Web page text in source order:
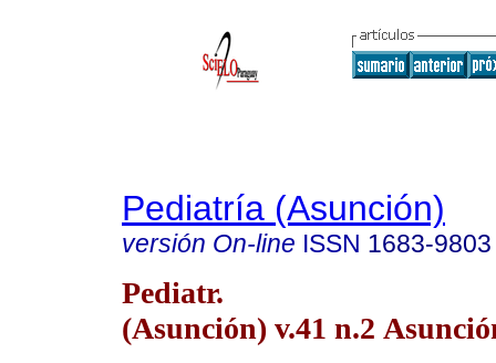
Pediatría (Asunción)
versión On-line ISSN 1683-9803
Pediatr.
(Asunción) v.41 n.2